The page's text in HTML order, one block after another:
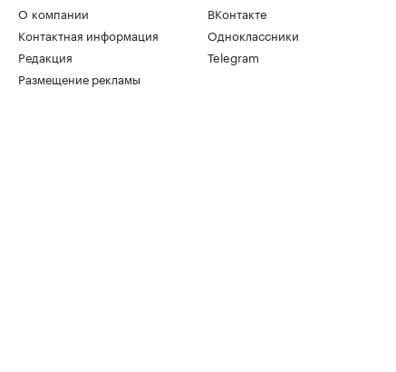
О компании
Контактная информация
Редакция
Размещение рекламы
ВКонтакте
Одноклассники
Telegram